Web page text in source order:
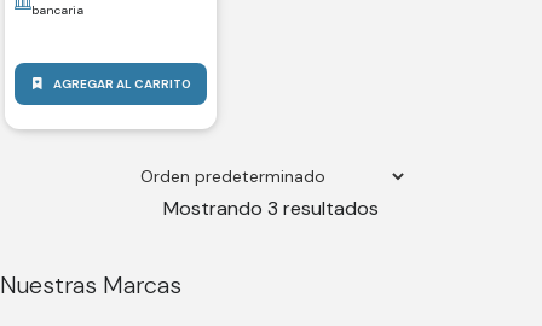
bancaria
AGREGAR AL CARRITO
Mostrando 3 resultados
Nuestras Marcas